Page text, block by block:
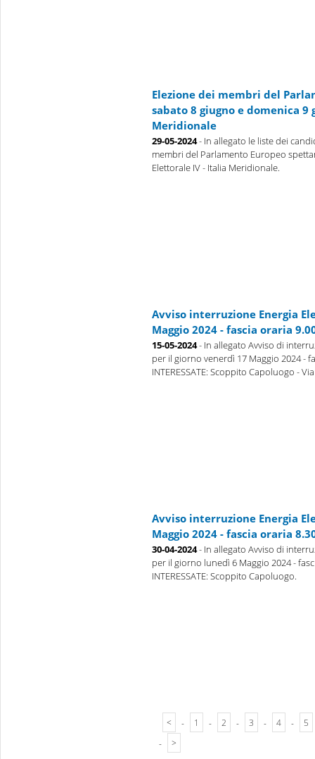
Elezione dei membri del
sabato 8 giugno e domenica
Meridionale
29-05-2024- In allegato le liste dei
membri del Parlamento Europeo
Elettorale IV - Italia Meridionale.
Avviso interruzione Energia
Maggio 2024 - fascia oraria
15-05-2024- In allegato Avviso di
per il giorno venerdì 17 Maggio 2024 -
INTERESSATE: Scoppito Capoluogo -
Avviso interruzione Energia
Maggio 2024 - fascia oraria
30-04-2024- In allegato Avviso di
per il giorno lunedì 6 Maggio 2024 -
INTERESSATE: Scoppito Capoluogo.
< - 1 - 2 - 3 - 4 -
5
-
>